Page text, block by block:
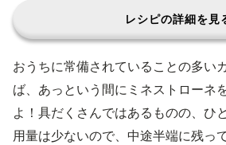
レシピの詳細を見
おうちに常備されていることの多い
ば、あっという間にミネストローネ
よ！具だくさんではあるものの、ひ
用量は少ないので、中途半端に残っ